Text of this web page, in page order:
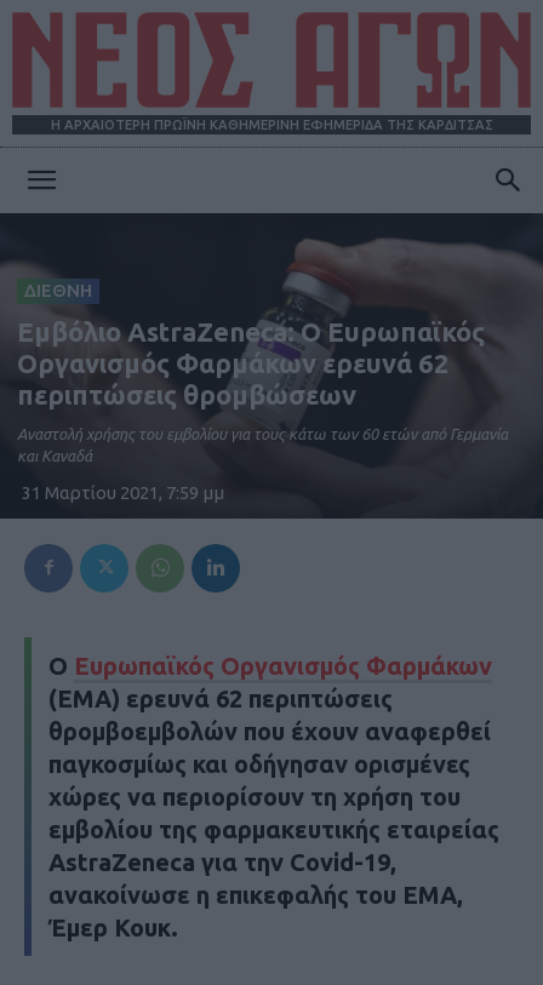
Η ΑΡΧΑΙΟΤΕΡΗ ΠΡΩΪΝΗ ΚΑΘΗΜΕΡΙΝΗ ΕΦΗΜΕΡΙΔΑ ΤΗΣ ΚΑΡΔΙΤΣΑΣ
ΑΓΩΝ
ΔΙΕΘΝΗ
Εμβόλιο AstraZeneca: Ο Ευρωπαϊκός
Οργανισμός Φαρμάκων ερευνά 62
περιπτώσεις θρομβώσεων
Αναστολή χρήσης του εμβολίου για τους κάτω των 60 ετών από Γερμανία
και Καναδά
31 Μαρτίου 2021, 7:59 μμ
Ο Ευρωπαϊκός Οργανισμός Φαρμάκων
(ΕΜΑ) ερευνά 62 περιπτώσεις
θρομβοεμβολών που έχουν αναφερθεί
παγκοσμίως και οδήγησαν ορισμένες
χώρες να περιορίσουν τη χρήση του
εμβολίου της φαρμακευτικής εταιρείας
AstraZeneca για την Covid-19,
ανακοίνωσε η επικεφαλής του ΕΜΑ,
Έμερ Κουκ.